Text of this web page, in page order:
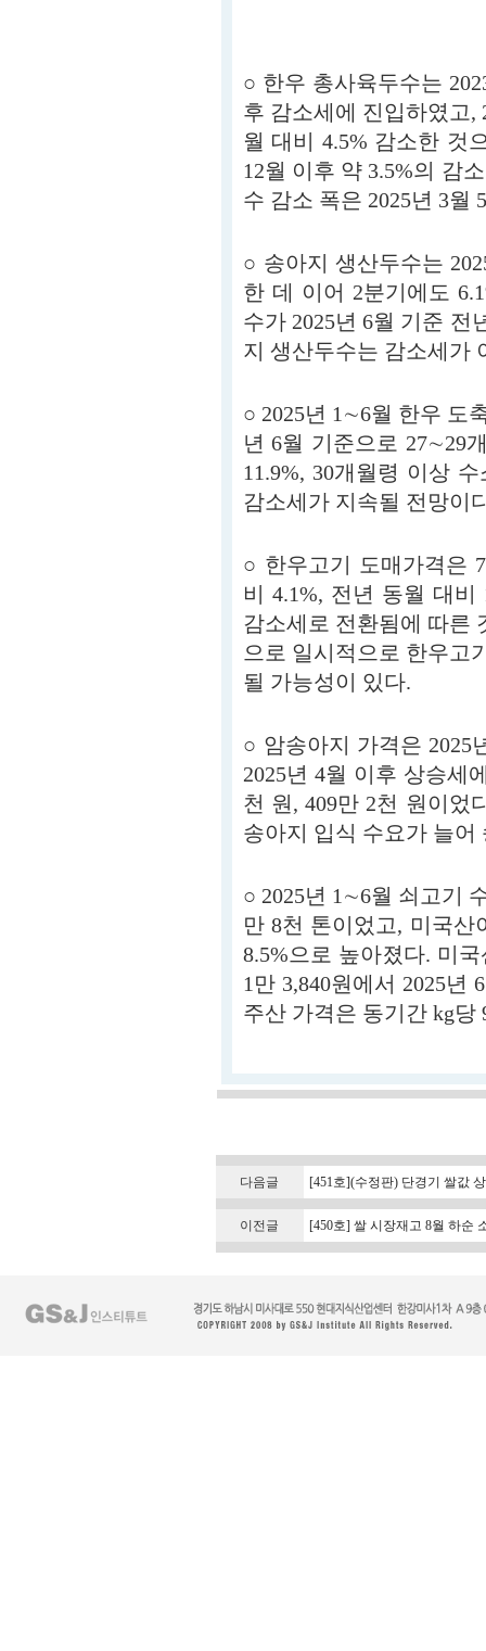
○ 한우 총사육두수는
후 감소세에 진입하였고,
월 대비 4.5% 감소한 것
12월 이후 약 3.5%의 감
수 감소 폭은 2025년 3월
○ 송아지 생산두수는
한 데 이어 2분기에도
수가 2025년 6월 기준 전
지 생산두수는 감소세가
○ 2025년 1∼6월 한우 도
년 6월 기준으로 27∼29
11.9%, 30개월령 이상
감소세가 지속될 전망이
○ 한우고기 도매가격은
비 4.1%, 전년 동월 대비
감소세로 전환됨에 따른
으로 일시적으로 한우고
될 가능성이 있다.
○ 암송아지 가격은 2025
2025년 4월 이후 상승세
천 원, 409만 2천 원이었
송아지 입식 수요가 늘어
○ 2025년 1∼6월 쇠고기
만 8천 톤이었고, 미국산
8.5%으로 높아졌다. 미
1만 3,840원에서 2025년
주산 가격은 동기간 kg당
다음글 [451호](수정판) 단경기 쌀값
이전글 [450호] 쌀 시장재고 8월 하순